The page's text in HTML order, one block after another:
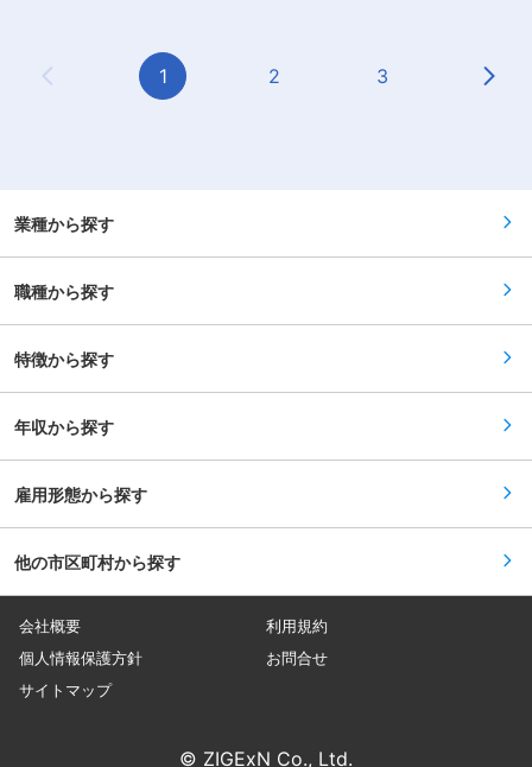
異動も検討可能。 変更の範囲：会社の定める業務
が、経験を重ねるごとに裁量が増え強いやりがい
を持って取り組めるようになります。 ■配属部署
について 上尾工場 約30人 生産技術部 生産技
123日でプライベートも充実させることができま
プの一員として、品質に対する基本理念を大切に
しながら事業を展開しています。創業以来、「メ
イド・バイ・ジャパン（日本品質）」を徹底し、
質を保証しています。私たちは、環境に配慮した
務
連のプロジェクト推進をお任せします。 ・働き方
改革に伴い、省人化を推進中です。現在製造工程
は手作業の工程が多く、多品種小ロットで生産を
ます。 ■同社の魅力： 【ホワイトな職場が作る
離職率3％】 同社は年間休日127日・残業時間30
時間程度・ノー残業デーがあるなど就業環境は大
推進しており、現在は新卒入社後定着率90％・育
多様な働き方実践企業プラチナを認定しておりま
す。それにより離職率は3％以下と長期的に就業
可能な職場となっております。 【グループ創業
機器業界の市場規模は4兆円となっており、毎年
りに推移して、今後も高齢化社会に伴い順調に売
り上げを増加することが予想されております。そ
の中で同社は在宅医療のニーズに応えられるよ
に着手しており、今後のライフスタイルを変える
同社グループは海外の6つの販売会社を拠点に、
70カ国以上に正規代理店ネットワークを構築。最
先端の情報を収集、提供しながら、独創的な開発
力、サービス力で、世界の医療関係者と信頼関係
ます。 変更の範囲：会社の定める業務
Previous Page
1 2 3
業種から探す
職種から探す
特徴から探す
年収から探す
雇用形態から探す
他の市区町村から探す
会社概要
利用規約
個人情報保護方針
お問合せ
サイトマップ
© ZIGExN Co., Ltd.